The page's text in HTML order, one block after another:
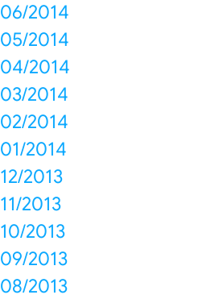
06/2014
05/2014
04/2014
03/2014
02/2014
01/2014
12/2013
11/2013
10/2013
09/2013
08/2013